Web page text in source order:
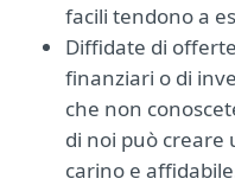
facili tendono a
Diffidate di
finanziari o di
che non
di noi può creare
carino e